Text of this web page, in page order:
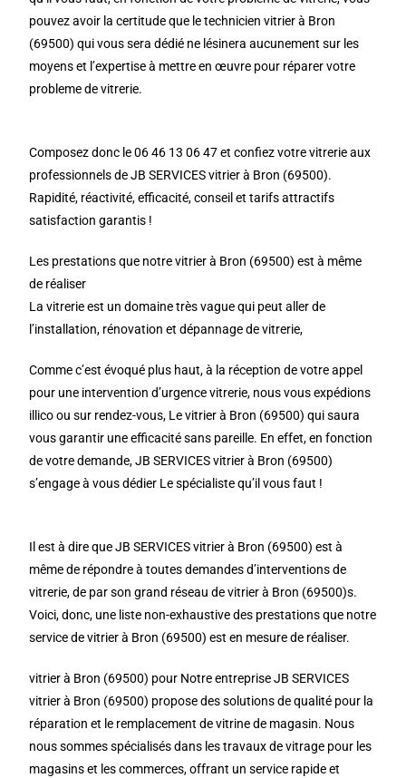
pouvez avoir la certitude que le technicien vitrier à Bron
(69500) qui vous sera dédié ne lésinera aucunement sur les
moyens et l’expertise à mettre en œuvre pour réparer votre
probleme de vitrerie.
Composez donc le 06 46 13 06 47 et confiez votre vitrerie aux
professionnels de JB SERVICES vitrier à Bron (69500).
Rapidité, réactivité, efficacité, conseil et tarifs attractifs
satisfaction garantis !
Les prestations que notre vitrier à Bron (69500) est à même
de réaliser
La vitrerie est un domaine très vague qui peut aller de
l’installation, rénovation et dépannage de vitrerie,
Comme c’est évoqué plus haut, à la réception de votre appel
pour une intervention d’urgence vitrerie, nous vous expédions
illico ou sur rendez-vous, Le vitrier à Bron (69500) qui saura
vous garantir une efficacité sans pareille. En effet, en fonction
de votre demande, JB SERVICES vitrier à Bron (69500)
s’engage à vous dédier Le spécialiste qu’il vous faut !
Il est à dire que JB SERVICES vitrier à Bron (69500) est à
même de répondre à toutes demandes d’interventions de
vitrerie, de par son grand réseau de vitrier à Bron (69500)s.
Voici, donc, une liste non-exhaustive des prestations que notre
service de vitrier à Bron (69500) est en mesure de réaliser.
vitrier à Bron (69500) pour Notre entreprise JB SERVICES
vitrier à Bron (69500) propose des solutions de qualité pour la
réparation et le remplacement de vitrine de magasin. Nous
nous sommes spécialisés dans les travaux de vitrage pour les
magasins et les commerces, offrant un service rapide et